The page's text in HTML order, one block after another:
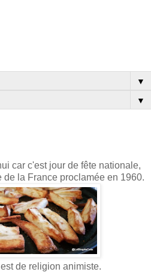
▼
▼
car c'est jour de fête nationale,
de la France proclamée en 1960.
de religion animiste.